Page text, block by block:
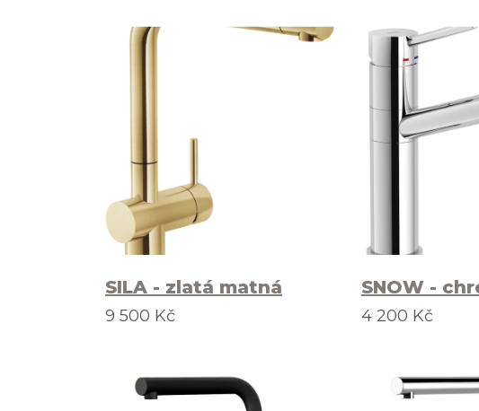
SILA - zlatá matná
9 500 Kč
SNOW -
4 200 Kč